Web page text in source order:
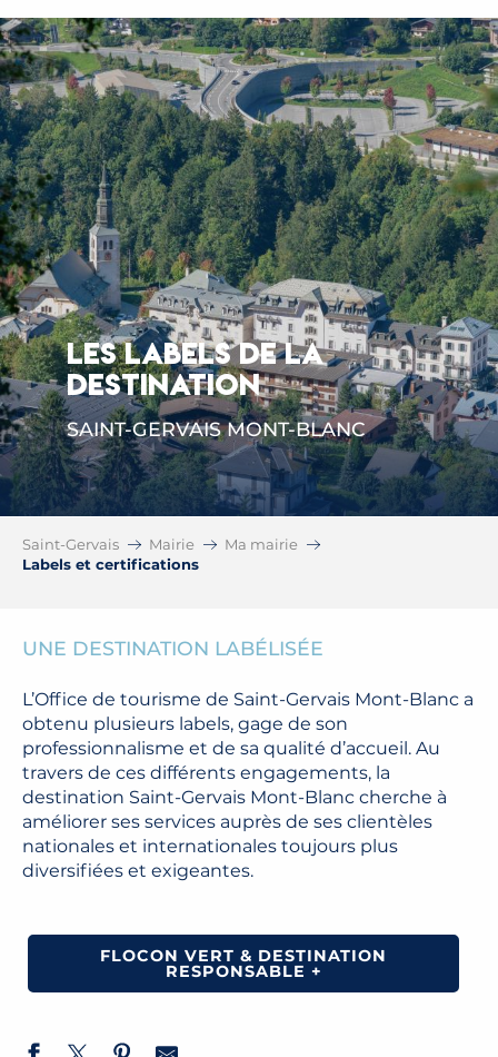
LES LABELS DE LA
DESTINATION
SAINT-GERVAIS MONT-BLANC
Saint-Gervais Mairie
Ma mairie
Labels et certifications
UNE DESTINATION LABÉLISÉE
L’Office de tourisme de Saint-Gervais Mont-Blanc a
obtenu plusieurs labels, gage de son
professionnalisme et de sa qualité d’accueil. Au
travers de ces différents engagements, la
destination Saint-Gervais Mont-Blanc cherche à
améliorer ses services auprès de ses clientèles
nationales et internationales toujours plus
diversifiées et exigeantes.
FLOCON VERT & DESTINATION
RESPONSABLE +